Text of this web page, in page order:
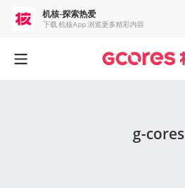
g-cores
机核-探索热爱
下载 机核App 浏览更多精彩内容